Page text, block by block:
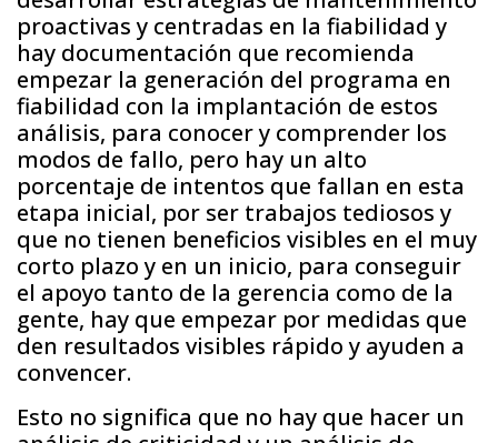
proactivas y centradas en la fiabilidad y
hay documentación que recomienda
empezar la generación del programa en
fiabilidad con la implantación de estos
análisis, para conocer y comprender los
modos de fallo, pero hay un alto
porcentaje de intentos que fallan en esta
etapa inicial, por ser trabajos tediosos y
que no tienen beneficios visibles en el muy
corto plazo y en un inicio, para conseguir
el apoyo tanto de la gerencia como de la
gente, hay que empezar por medidas que
den resultados visibles rápido y ayuden a
convencer.
Esto no significa que no hay que hacer un